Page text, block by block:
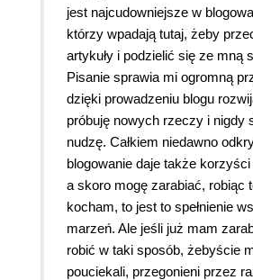
jest najcudowniejsze w
którzy wpadają tutaj, żeby
artykuły i podzielić się ze mną
Pisanie sprawia mi ogromną
dzięki prowadzeniu blogu
próbuję nowych rzeczy i nigdy
nudzę. Całkiem niedawno
blogowanie daje także korzyści
a skoro mogę zarabiać, robiąc
kocham, to jest to spełnienie
marzeń. Ale jeśli już mam
robić w taki sposób, żebyście
pouciekali, przegonieni przez